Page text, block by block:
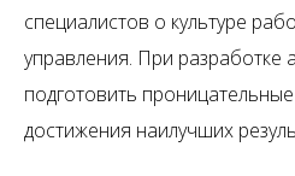
специалистов о культуре
управления. При разработке
подготовить
достижения наилучших